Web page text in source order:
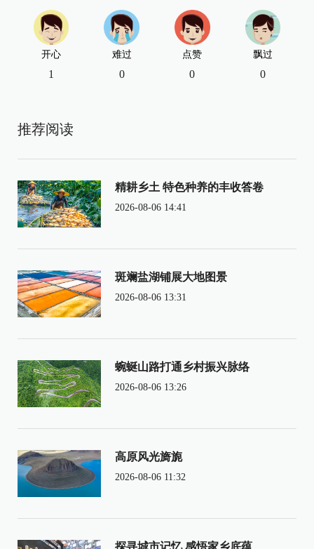
开心
1
难过
0
点赞
0
飘过
0
推荐阅读
精耕乡土 特色种养的丰收答卷
2026-08-06 14:41
斑斓盐湖铺展大地图景
2026-08-06 13:31
蜿蜒山路打通乡村振兴脉络
2026-08-06 13:26
高原风光旖旎
2026-08-06 11:32
探寻城市记忆 感悟家乡底蕴